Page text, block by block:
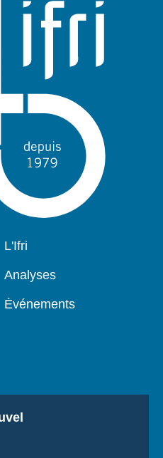
Navigation
L'Ifri
Analyses
Événements